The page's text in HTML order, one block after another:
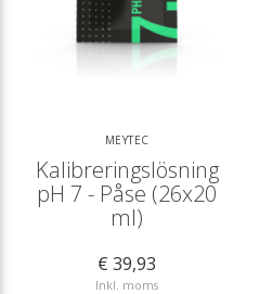
MEYTEC
Kalibreringslösning
pH 7 - Påse (26x20
ml)
€ 39,93
Inkl. moms